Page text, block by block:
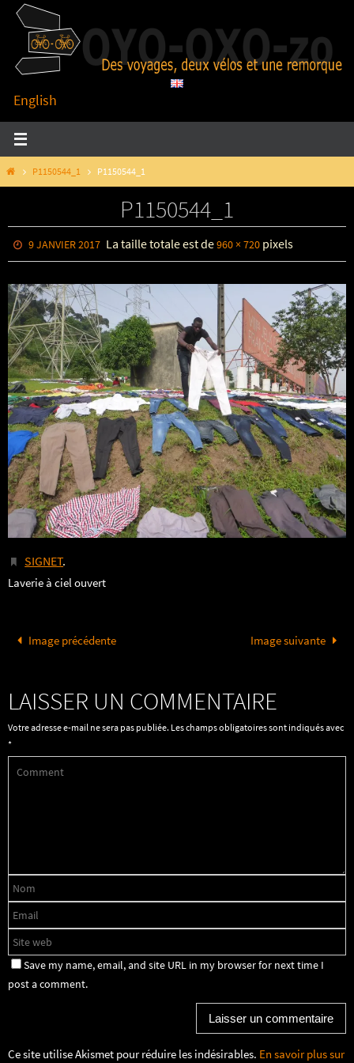
Passer
contenu
English
HOMEP1150544_1 P1150544_1
P1150544_1
9 JANVIER 2017 La taille totale est de960 × 720 pixels
SIGNET.
Laverie à ciel ouvert
Image précédente Image suivante
LAISSER UN COMMENTAIRE
Votre adresse e-mail ne sera pas publiée. Les champs obligatoires sont indiqués avec
*
Save my name, email, and site URL in my browser for next time I
post a comment.
Ce site utilise Akismet pour réduire les indésirables. En savoir plus sur